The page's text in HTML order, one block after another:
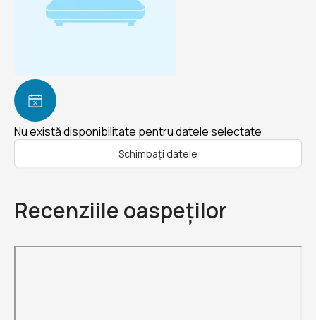
Nu există disponibilitate pentru datele selectate
Schimbați datele
Recenziile oaspeților